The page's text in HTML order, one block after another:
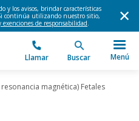
y los avisos, brindar características
continúa utilizando nuestro sitio,
exenciones de responsabilidad.
Llamar Buscar Menú
magnética) Fetales